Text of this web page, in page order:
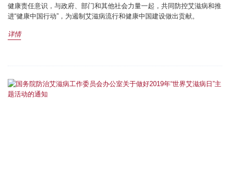
健康责任意识，与政府、部门和其他社会力量一起，共同防控艾滋病和推
进“健康中国行动”，为遏制艾滋病流行和健康中国建设做出贡献。
详情